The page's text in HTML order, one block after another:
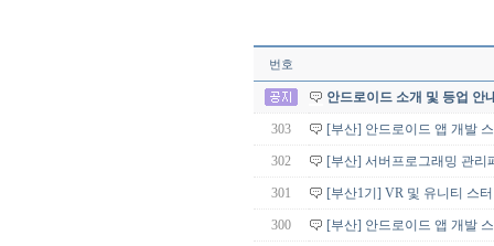
번호
안드로이드 소개 및 등업 안
303 [부산] 안드로이드 앱 개발
302 [부산] 서버프로그래밍 관리
301 [부산1기] VR 및 유니티 스
300 [부산] 안드로이드 앱 개발